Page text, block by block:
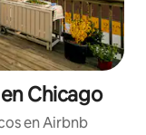
Chicago
en Airbnb